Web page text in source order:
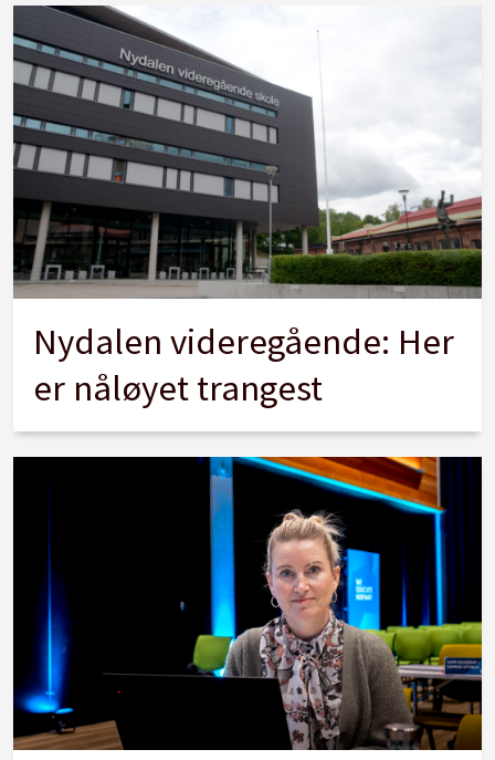
Nydalen videregående: Her
er nåløyet trangest